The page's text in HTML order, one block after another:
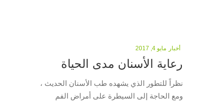
أخبار مايو 4, 2017
رعاية الأسنان مدى الحياة
نظراً للتطور الذي يشهده طب الأسنان الحديث ،
ومع الحاجة إلى السيطرة على أمراض الفم